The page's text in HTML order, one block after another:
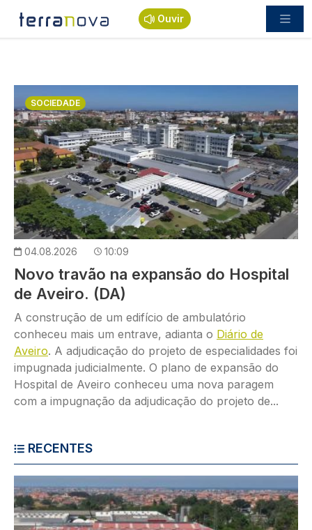
Passar para o conteúdo principal
Ouvir
Imagem
SOCIEDADE
04.08.2026 10:09
Novo travão na expansão do Hospital
de Aveiro. (DA)
A construção de um edifício de ambulatório
conheceu mais um entrave, adianta o Diário de
Aveiro. A adjudicação do projeto de especialidades foi
impugnada judicialmente. O plano de expansão do
Hospital de Aveiro conheceu uma nova paragem
com a impugnação da adjudicação do projeto de...
RECENTES
Imagem